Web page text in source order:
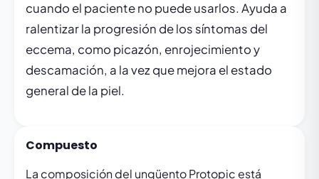
cuando el paciente no puede usarlos. Ayuda a
ralentizar la progresión de los síntomas del
eccema, como picazón, enrojecimiento y
descamación, a la vez que mejora el estado
general de la piel.
Compuesto
La composición del ungüento Protopic está